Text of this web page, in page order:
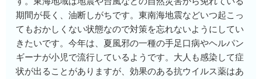
期間が長く、油断しがちです。東南海地震などいつ起こっ
てもおかしくない状態なので対策を忘れないようにしてい
きたいです。今年は、夏風邪の一種の手足口病やヘルパン
ギーナが小児で流行しているようです。大人も感染して症
状が出ることがありますが、効果のある抗ウイルス薬はあ